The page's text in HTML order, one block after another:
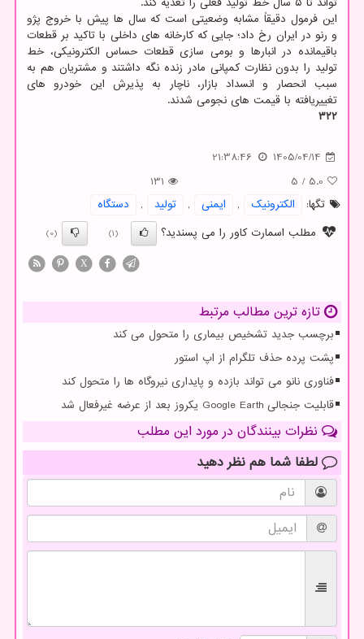
این فرمول دقیقاً مشابه وضعیتی است که سال ها پیش با خروج پژو
و رنو در ایران رخ داد؛ جایی که کارخانه های داخلی با تاکید بر قطعات
باقیمانده در انبارها و بومی سازی قطعات حساس الکترونیکی، خط
تولید را بدون نظارت کمپانی مادر زنده نگه داشتند و مشتریان هم به
سبب انحصار و انسداد بازار، ناچار به پذیرش این خودرو های
تغییریافته با قیمت های نجومی شدند.
۳۲۲
1405/04/14
21:38:46
5.0
/
5
131
تگها:
الكترونیك , ایمنی , تولید ,
دستگاه
مطلب اسمارت کاور را می پسندید؟
(1)
(0)
X
تازه ترین مطالب مرتبط
برچسب جدید تشخیص بیماری را متحول می کند
پشت پرده حذف تلگرام از اپ استور
فناوری نانو می تواند بازده و پایداری نیروگاه ها را متحول کند
قابلیت جنجالی Google Earth یکروز بعد از عرضه غیرفعال شد
نظرات بینندگان در مورد این مطلب
لطفا شما هم نظر دهید